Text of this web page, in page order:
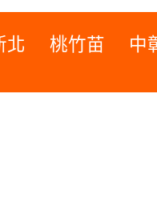
北 桃竹苗 中